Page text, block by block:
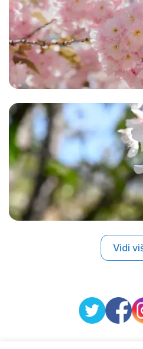
Vidi